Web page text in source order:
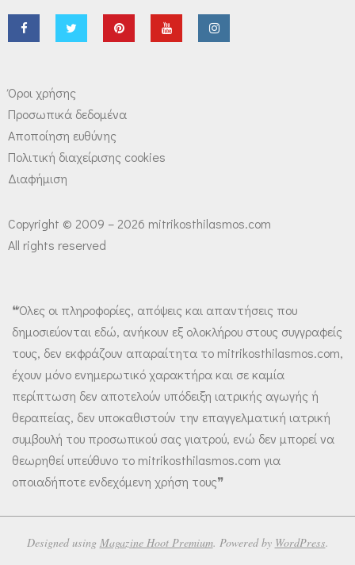
Όροι χρήσης
Προσωπικά δεδομένα
Αποποίηση ευθύνης
Πολιτική διαχείρισης cookies
Διαφήμιση
Copyright © 2009 – 2026 mitrikosthilasmos.com
All rights reserved
❝Όλες οι πληροφορίες, απόψεις και απαντήσεις που
δημοσιεύονται εδώ, ανήκουν εξ ολοκλήρου στους συγγραφείς
τους, δεν εκφράζουν απαραίτητα το mitrikosthilasmos.com,
έχουν μόνο ενημερωτικό χαρακτήρα και σε καμία
περίπτωση δεν αποτελούν υπόδειξη ιατρικής αγωγής ή
θεραπείας, δεν υποκαθιστούν την επαγγελματική ιατρική
συμβουλή του προσωπικού σας γιατρού, ενώ δεν μπορεί να
θεωρηθεί υπεύθυνο το mitrikosthilasmos.com για
οποιαδήποτε ενδεχόμενη χρήση τους❞
Designed using Magazine Hoot Premium. Powered by WordPress.